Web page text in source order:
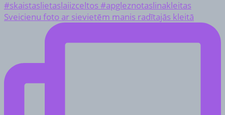
Sveicienu foto ar sievietēm manis radītajās kleitā